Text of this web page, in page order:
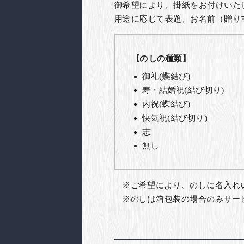
御希望により、掛紙をお付けいた
用途に応じて表題、お名前（贈り
【のしの種類】
御礼(蝶結び)
寿・結婚祝(結び切り)
内祝(蝶結び)
快気祝(結び切り)
志
無し
ご希望により、のしに名入れ
のしは箱包装の場合のみサー